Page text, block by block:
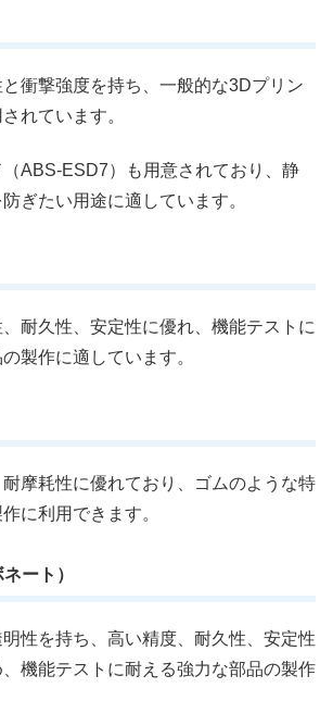
衝撃強度を持ち、一般的な3Dプリン
れています。
ABS-ESD7）も用意されており、静
ぎたい用途に適しています。
耐久性、安定性に優れ、機能テストに
製作に適しています。
摩耗性に優れており、ゴムのような特
に利用できます。
ート）
性を持ち、高い精度、耐久性、安定性
機能テストに耐える強力な部品の製作